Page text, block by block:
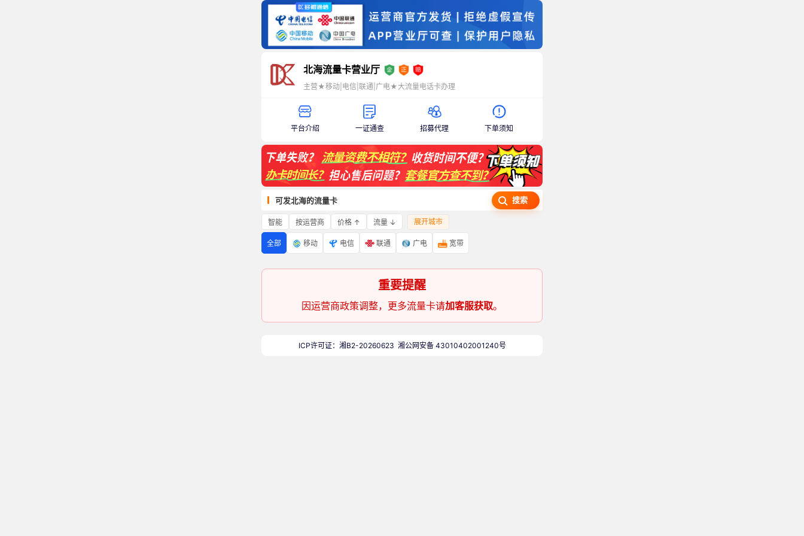
北海流量卡营业厅
主营★移动|电信|联通|广电★大流量电话卡办理
平台介绍 一证通查 招募代理 下单须知
可发北海的流量卡 搜索
智能 按运营商 价格 ↑ 流量 ↓ 展开城市
全部 移动 电信 联通 广电 宽带
重要提醒
因运营商政策调整，更多流量卡请加客服获取。
ICP许可证：湘B2-20260623 湘公网安备 43010402001240号